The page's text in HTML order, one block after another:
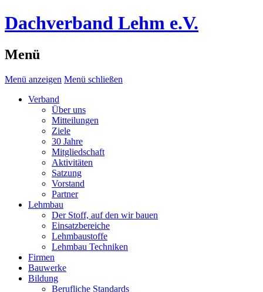
Dachverband Lehm e.V.
Menü
Menü anzeigen Menü schließen
Verband
Über uns
Mitteilungen
Ziele
30 Jahre
Mitgliedschaft
Aktivitäten
Satzung
Vorstand
Partner
Lehmbau
Der Stoff, auf den wir bauen
Einsatzbereiche
Lehmbaustoffe
Lehmbau Techniken
Firmen
Bauwerke
Bildung
Berufliche Standards